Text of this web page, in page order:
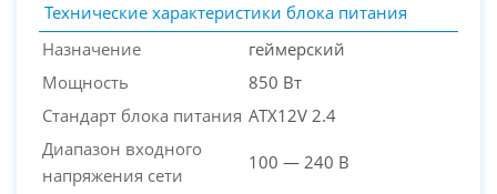
Технические характеристики блока питания
Назначение
геймерский
Мощность
850 Вт
Стандарт блока питания ATX12V 2.4
Диапазон входного
напряжения сети
100 — 240 В